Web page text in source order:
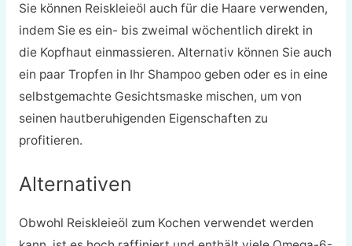
Sie können Reiskleieöl auch für die Haare verwenden,
indem Sie es ein- bis zweimal wöchentlich direkt in
die Kopfhaut einmassieren. Alternativ können Sie auch
ein paar Tropfen in Ihr Shampoo geben oder es in eine
selbstgemachte Gesichtsmaske mischen, um von
seinen hautberuhigenden Eigenschaften zu
profitieren.
Alternativen
Obwohl Reiskleieöl zum Kochen verwendet werden